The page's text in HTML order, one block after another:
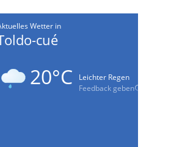
Wetter in
cué
20°C
Leichter Regen
Feedback geben